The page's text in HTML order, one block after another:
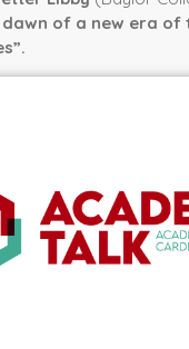
dawn of a new era